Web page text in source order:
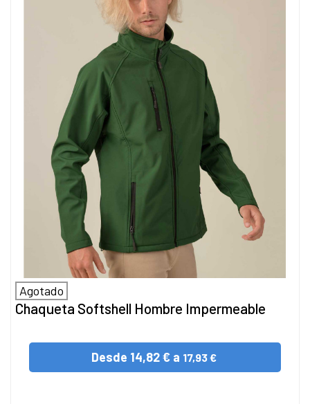
Agotado
Chaqueta Softshell Hombre Impermeable
Desde 14,82 € a 17,93 €